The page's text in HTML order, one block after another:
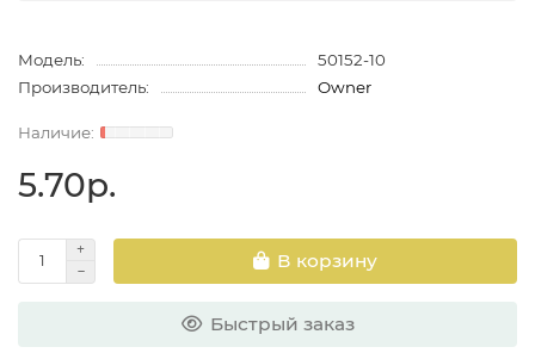
Модель:
50152-10
Производитель:
Owner
5.70р.
В корзину
Быстрый заказ